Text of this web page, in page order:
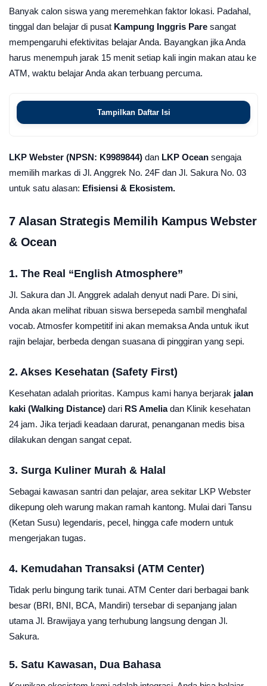
Banyak calon siswa yang meremehkan faktor lokasi. Padahal,
tinggal dan belajar di pusat Kampung Inggris Pare sangat
mempengaruhi efektivitas belajar Anda. Bayangkan jika Anda
harus menempuh jarak 15 menit setiap kali ingin makan atau ke
ATM, waktu belajar Anda akan terbuang percuma.
Tampilkan Daftar Isi
LKP Webster (NPSN: K9989844) dan LKP Ocean sengaja
memilih markas di Jl. Anggrek No. 24F dan Jl. Sakura No. 03
untuk satu alasan: Efisiensi & Ekosistem.
7 Alasan Strategis Memilih Kampus Webster
& Ocean
1. The Real “English Atmosphere”
Jl. Sakura dan Jl. Anggrek adalah denyut nadi Pare. Di sini,
Anda akan melihat ribuan siswa bersepeda sambil menghafal
vocab. Atmosfer kompetitif ini akan memaksa Anda untuk ikut
rajin belajar, berbeda dengan suasana di pinggiran yang sepi.
2. Akses Kesehatan (Safety First)
Kesehatan adalah prioritas. Kampus kami hanya berjarak jalan
kaki (Walking Distance) dari RS Ameliadan Klinik kesehatan
24 jam. Jika terjadi keadaan darurat, penanganan medis bisa
dilakukan dengan sangat cepat.
3. Surga Kuliner Murah & Halal
Sebagai kawasan santri dan pelajar, area sekitar LKP Webster
dikepung oleh warung makan ramah kantong. Mulai dari Tansu
(Ketan Susu) legendaris, pecel, hingga cafe modern untuk
mengerjakan tugas.
4. Kemudahan Transaksi (ATM Center)
Tidak perlu bingung tarik tunai. ATM Center dari berbagai bank
besar (BRI, BNI, BCA, Mandiri) tersebar di sepanjang jalan
utama Jl. Brawijaya yang terhubung langsung dengan Jl.
Sakura.
5. Satu Kawasan, Dua Bahasa